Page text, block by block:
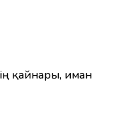
қайнары, иман